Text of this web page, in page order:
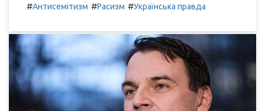
#Антисемітизм #Расизм #Українська правда